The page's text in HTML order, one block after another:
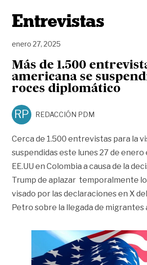
Entrevistas
enero 27, 2025
Más de 1.500
americana se
roces diplomático
RP REDACCIÓN PDM
Cerca de 1.500 entrevistas para la
suspendidas este lunes 27 de enero
EE.UU en Colombia a causa de la
Trump de aplazar temporalmente
visado por las declaraciones en X
Petro sobre la llegada de migrantes